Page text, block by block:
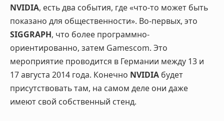
NVIDIA, есть два события, где «что-то может быть
показано для общественности». Во-первых, это
SIGGRAPH, что более программно-
ориентированно, затем Gamescom. Это
мероприятие проводится в Германии между 13 и
17 августа 2014 года. Конечно NVIDIA будет
присутствовать там, на самом деле они даже
имеют свой собственный стенд.